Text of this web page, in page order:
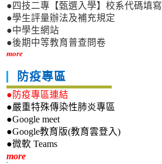
●四技二專【甄選入學】校系代碼填寫
●學生評量辦法及補充規定
●中學生網站
●後期中等教育普查問卷
more
防疫專區
●防疫專區連結
●嚴重特殊傳染性肺炎專區
●Google meet
●Google教育版(教育雲登入)
●微軟 Teams
more新生專區